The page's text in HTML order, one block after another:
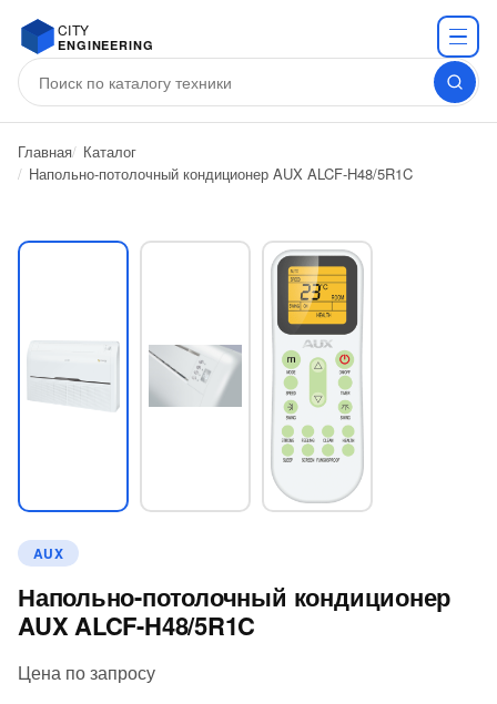
CITY
ENGINEERING
Главная Каталог
Напольно-потолочный кондиционер AUX ALCF-H48/5R1C
AUX
Напольно-потолочный кондиционер
AUX ALCF-H48/5R1C
Цена по запросу